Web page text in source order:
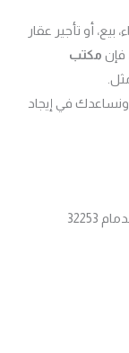
بيع، أو تأجير عقار
فإن مكتب
ونساعدك في إيجاد